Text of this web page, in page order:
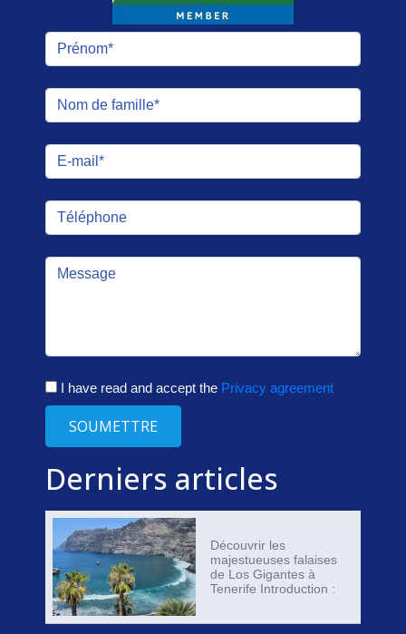
I have read and accept the Privacy agreement
SOUMETTRE
Derniers articles
Découvrir les
majestueuses falaises
de Los Gigantes à
Tenerife Introduction :